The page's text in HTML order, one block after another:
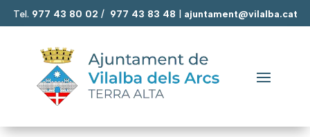
Tel. 977 43 80 02 / 977 43 83 48 ajuntament@vilalba.cat